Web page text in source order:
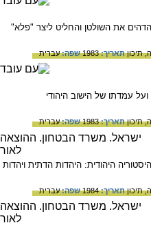
את השולטן והחליט ליצר "פלא"
תיכוןתאריך:1983 שפה:עברית
עמדתו של הישוב היהודי
תיכוןתאריך:1983 שפה:עברית
היהודית: היהדות הדתית ויהדות
תיכוןתאריך:1984 שפה:עברית